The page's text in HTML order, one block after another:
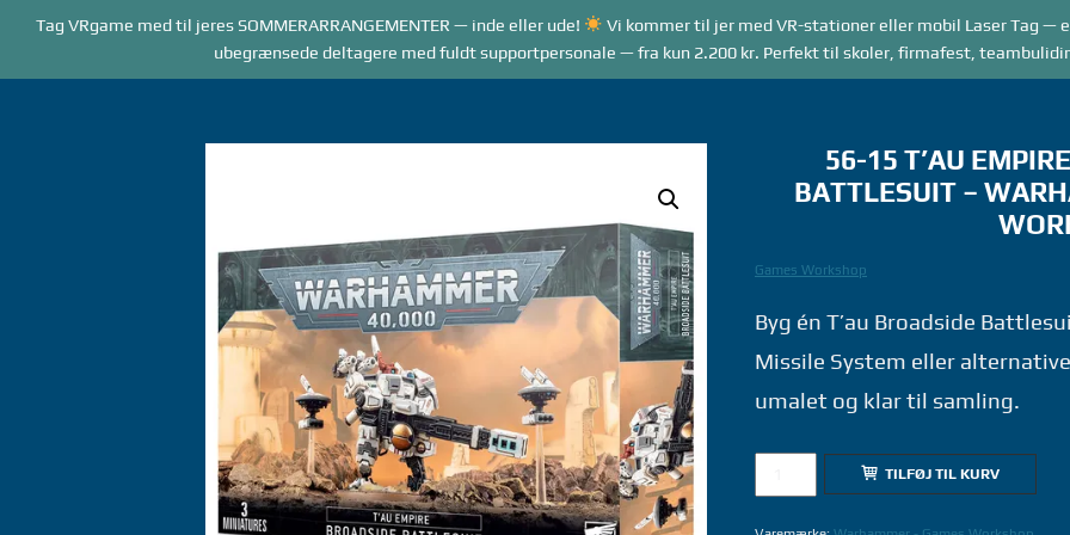
Tag VRgame med til jeres SOMMERARRANGEMENTER — inde eller ude!
Vi kommer til jer med VR-stationer eller mobil Laser Tag —
ubegrænsede deltagere med fuldt supportpersonale — fra kun 2.200 kr. Perfekt til skoler, firmafest,
BOOKING ARRANGEMENTER VR GAME MODES LASER TAG
56-15 T’AU
BATTLESUIT –
Games Workshop
Byg én T’au Broadside
Missile System eller
umalet og klar til samling.
15
T'AU
TILFØJ TIL KURV